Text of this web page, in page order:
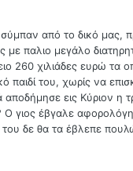
από το δικό μας,
με παλιο μεγάλο
260 χιλιάδες ευρώ τα
παιδί του, χωρίς να
αποδήμησε εις Κύριον η
γιος έβγαλε
δε θα τα έβλεπε